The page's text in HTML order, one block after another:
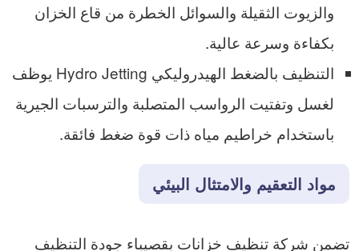
والزيوت الثقيلة والسوائل الخطرة من قاع الخزان
بكفاءة وسرعة عالية.
التنظيف بالضغط الهيدروليكي Hydro Jetting يوظف
لغسل وتفتيت الرواسب المتصلبة والترسبات الجيرية
باستخدام خراطيم مياه ذات قوة ضغط فائقة.
مواد التعقيم والامتثال البيئي
تضمن شركة تنظيف خزانات بقصيباء جودة التنظيف